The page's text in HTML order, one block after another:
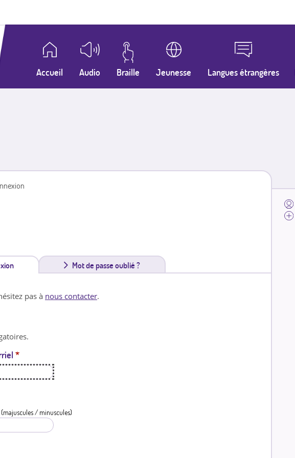
Accueil Audio Braille Jeunesse Langues étrangères
n
l
e
Mot de passe oublié ?
pas à nous contacter.
*
(majuscules / minuscules)